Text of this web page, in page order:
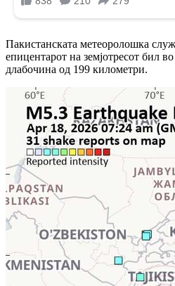
Пакистанската метеоролошка
епицентарот на земјотресот бил
длабочина од 199 километри.